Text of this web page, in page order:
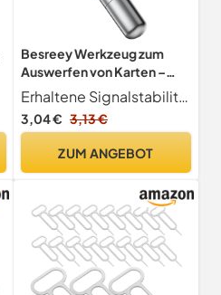
Besreey Werkzeug zum
Auswerfen von Karten –
Nadel Auswerfer für Karten,
Schlüsselanhänger,
Telefon, Präzisions-
Ladeanschluss,
elektronische Reise
Erhaltene Signalstabilität Entworfen mit einer flachen Bürste und einer konischen Spitze, das Werkzeug zum Entfernen von Karten erhält die Stabilität des Signals durch die effektive Entfernung von Staub und ist somit perfekt für die gründliche Reinigung empfindlicher Geräte.
3,04 € 3,13 €
ZUM ANGEBOT